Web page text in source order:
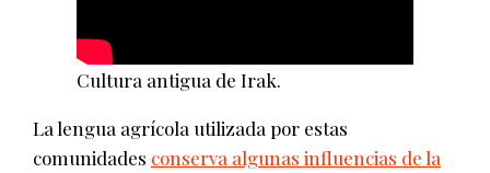
Cultura antigua de Irak.
La lengua agrícola utilizada por estas
comunidades conserva algunas influencias de la